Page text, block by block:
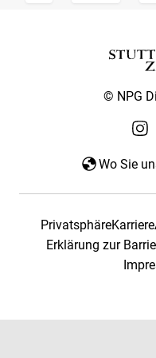
© NPG
Wo Sie
PrivatsphäreKarriere
Erklärung zur